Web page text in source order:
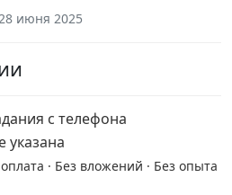
июня 2025
с телефона
указана
· Без вложений · Без опыта